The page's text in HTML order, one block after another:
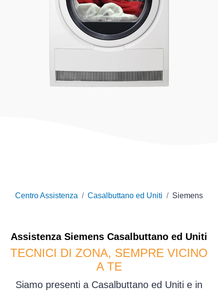
Centro Assistenza Casalbuttano ed Uniti Siemens
Assistenza Siemens Casalbuttano ed Uniti
TECNICI DI ZONA, SEMPRE VICINO
A TE
Siamo presenti a Casalbuttano ed Uniti e in